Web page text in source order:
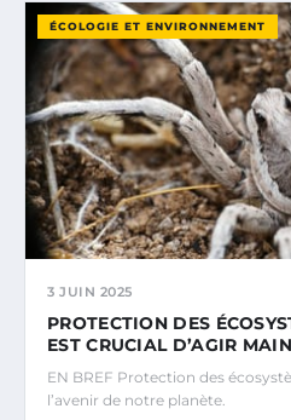
ÉCOLOGIE ET ENVIRONNEMENT
3 JUIN 2025
PROTECTION DES
EST CRUCIAL D’AGIR
EN BREF Protection des
l’avenir de notre planète.